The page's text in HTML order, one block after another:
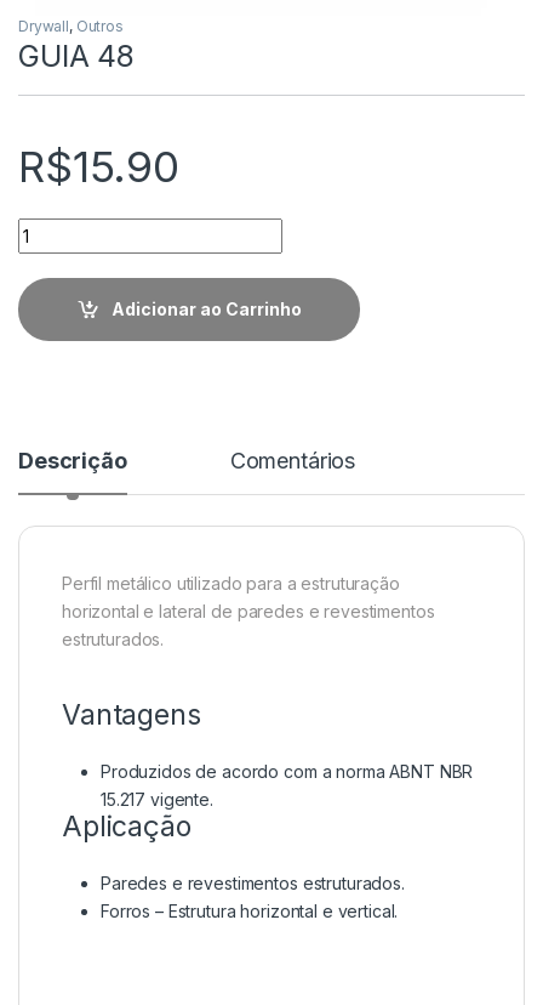
Drywall, Outros
GUIA 48
R$15.90
Quantidade
Adicionar ao Carrinho
Descrição Comentários
Perfil metálico utilizado para a estruturação
horizontal e lateral de paredes e revestimentos
estruturados.
Vantagens
Produzidos de acordo com a norma ABNT NBR
15.217 vigente.
Aplicação
Paredes e revestimentos estruturados.
Forros – Estrutura horizontal e vertical.